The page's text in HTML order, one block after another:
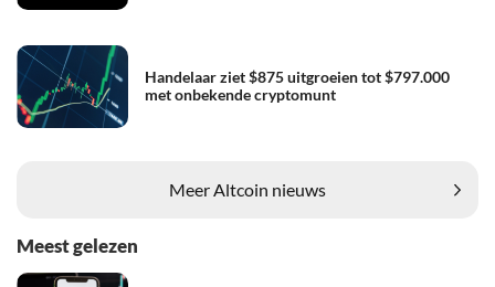
Handelaar ziet $875 uitgroeien tot $797.000
met onbekende cryptomunt
Meer Altcoin nieuws
Meest gelezen